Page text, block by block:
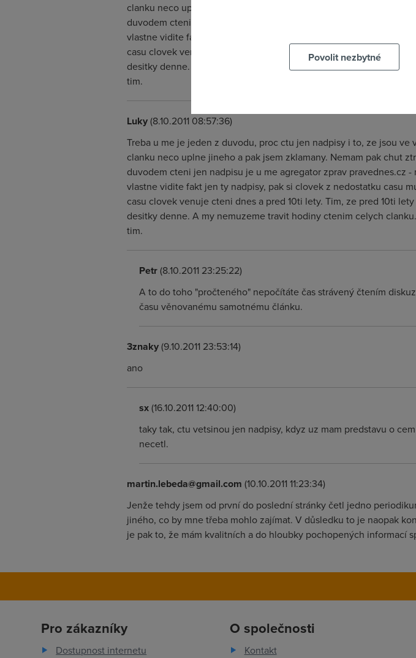
clanku neco uplne jineho a pak jsem zklamany. Nemam pak chut
duvodem cteni jen nadpisu je u me agregator zprav pravednes.cz
vlastne vidite fakt jen ty nadpisy, pak si clovek z nedostatku casu
casu clovek venuje cteni dnes a pred 10ti lety. Tim, ze pred 10ti
desitky denne. A my nemuzeme travit hodiny ctenim celych
tim.
Luky(8.10.2011 08:57:36)
Treba u me je jeden z duvodu, proc ctu jen nadpisy i to, ze jsou
clanku neco uplne jineho a pak jsem zklamany. Nemam pak chut
duvodem cteni jen nadpisu je u me agregator zprav pravednes.cz
vlastne vidite fakt jen ty nadpisy, pak si clovek z nedostatku casu
casu clovek venuje cteni dnes a pred 10ti lety. Tim, ze pred 10ti
desitky denne. A my nemuzeme travit hodiny ctenim celych
tim.
Petr(8.10.2011 23:25:22)
A to do toho "pročteného" nepočítáte čas strávený čtením
času věnovanému samotnému článku.
3znaky(9.10.2011 23:53:14)
ano
sx(16.10.2011 12:40:00)
taky tak, ctu vetsinou jen nadpisy, kdyz uz mam predstavu o
necetl.
martin.lebeda@gmail.com (10.10.2011 11:23:34)
Jenže tehdy jsem od první do poslední stránky četl jedno
jiného, co by mne třeba mohlo zajímat. V důsledku to je naopak
je pak to, že mám kvalitních a do hloubky pochopených informací
Pro zákazníky
Dostupnost internetu
O společnosti
Kontakt
Povolit nezbytné